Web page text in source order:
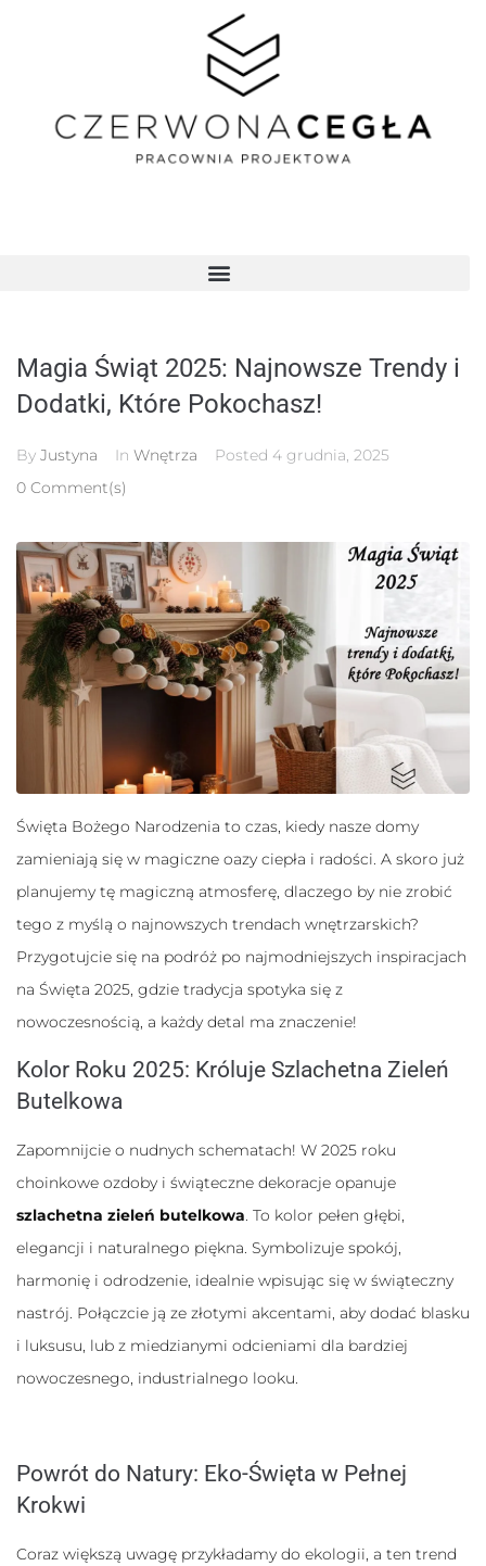
Magia Świąt 2025: Najnowsze Trendy i
Dodatki, Które Pokochasz!
By Justyna In Wnętrza Posted 4 grudnia, 2025
0 Comment(s)
Święta Bożego Narodzenia to czas, kiedy nasze domy
zamieniają się w magiczne oazy ciepła i radości. A skoro już
planujemy tę magiczną atmosferę, dlaczego by nie zrobić
tego z myślą o najnowszych trendach wnętrzarskich?
Przygotujcie się na podróż po najmodniejszych inspiracjach
na Święta 2025, gdzie tradycja spotyka się z
nowoczesnością, a każdy detal ma znaczenie!
Kolor Roku 2025: Króluje Szlachetna Zieleń
Butelkowa
Zapomnijcie o nudnych schematach! W 2025 roku
choinkowe ozdoby i świąteczne dekoracje opanuje
szlachetna zieleń butelkowa. To kolor pełen głębi,
elegancji i naturalnego piękna. Symbolizuje spokój,
harmonię i odrodzenie, idealnie wpisując się w świąteczny
nastrój. Połączcie ją ze złotymi akcentami, aby dodać blasku
i luksusu, lub z miedzianymi odcieniami dla bardziej
nowoczesnego, industrialnego looku.
Powrót do Natury: Eko-Święta w Pełnej
Krokwi
Coraz większą uwagę przykładamy do ekologii, a ten trend
Konieczne
Te pliki cookie
opcjonalne. Są
one potrzebne
funkcjonowania
internetowej.
Statystyka
Abyśmy mogli
funkcjonalność
i strukturę
strony
tego, jak
strona jest
Doświadczenie
Aby nasza
strona
działała jak
podczas
te pliki cookie,
niektóre funkcje
znikną ze strony